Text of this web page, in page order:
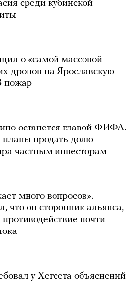
среди кубинской
о «самой массовой
дронов на Ярославскую
пожар
останется главой ФИФА.
планы продать долю
частным инвесторам
много вопросов».
что он сторонник альянса,
почти
у Хегсета объяснений